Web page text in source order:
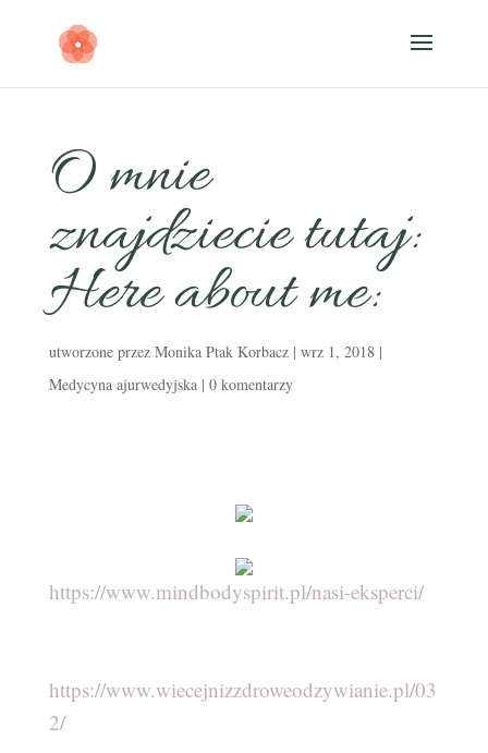
O mnie
znajdziecie tutaj:
Here about me:
utworzone przez Monika Ptak Korbacz| wrz 1, 2018|
Medycyna ajurwedyjska| 0 komentarzy
https://www.mindbodyspirit.pl/nasi-eksperci/
https://www.wiecejnizzdroweodzywianie.pl/03
2/